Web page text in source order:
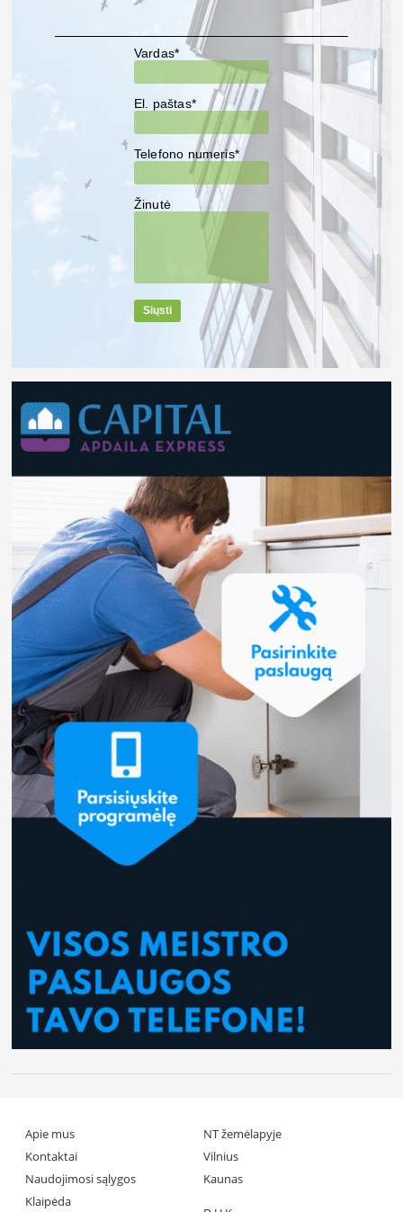
Vardas*
El. paštas*
Telefono numeris*
Žinutė
Siųsti
Apie mus
Kontaktai
Naudojimosi sąlygos
NT žemėlapyje
Vilnius
Kaunas
Klaipėda